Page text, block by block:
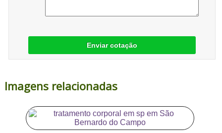
Enviar cotação
Imagens relacionadas